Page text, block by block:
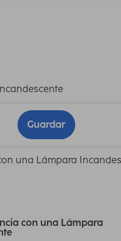
Guardar
una Lámpara
con una Lámpara